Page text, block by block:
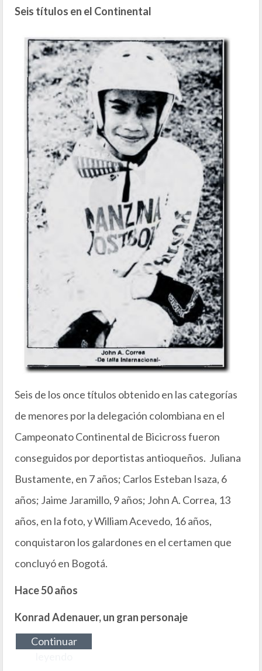
Seis títulos en el Continental
Seis de los once títulos obtenido en las categorías
de menores por la delegación colombiana en el
Campeonato Continental de Bicicross fueron
conseguidos por deportistas antioqueños. Juliana
Bustamente, en 7 años; Carlos Esteban Isaza, 6
años; Jaime Jaramillo, 9 años; John A. Correa, 13
años, en la foto, y William Acevedo, 16 años,
conquistaron los galardones en el certamen que
concluyó en Bogotá.
Hace 50 años
Konrad Adenauer, un gran personaje
Continuar